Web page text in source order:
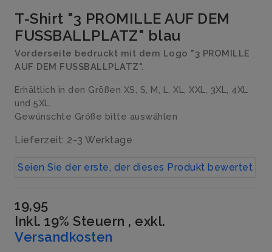
T-Shirt "3 PROMILLE AUF DEM
FUSSBALLPLATZ" blau
Vorderseite bedruckt mit dem Logo "3 PROMILLE
AUF DEM FUSSBALLPLATZ".
Erhältlich in den Größen XS, S, M, L, XL, XXL, 3XL, 4XL
und 5XL.
Gewünschte Größe bitte auswählen
Lieferzeit: 2-3 Werktage
Seien Sie der erste, der dieses Produkt bewertet
19,95
Inkl. 19% Steuern , exkl.
Versandkosten